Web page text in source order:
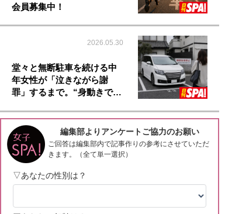
会員募集中！
2026.05.30
堂々と無断駐車を続ける中
年女性が「泣きながら謝
罪」するまで。“身動きで…